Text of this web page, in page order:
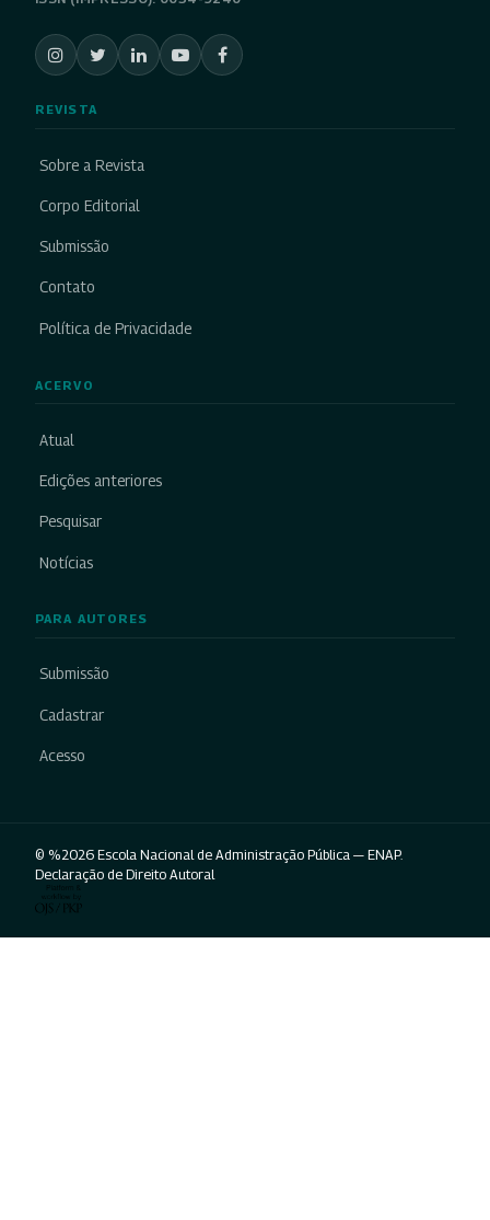
REVISTA
Sobre a Revista
Corpo Editorial
Submissão
Contato
Política de Privacidade
ACERVO
Atual
Edições anteriores
Pesquisar
Notícias
PARA AUTORES
Submissão
Cadastrar
Acesso
© %2026 Escola Nacional de Administração Pública — ENAP.
Declaração de Direito Autoral